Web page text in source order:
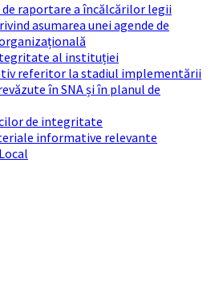
de raportare a încălcărilor legii
asumarea unei agende de
al instituției
referitor la stadiul implementării
în SNA și în planul de
de integritate
informative relevante